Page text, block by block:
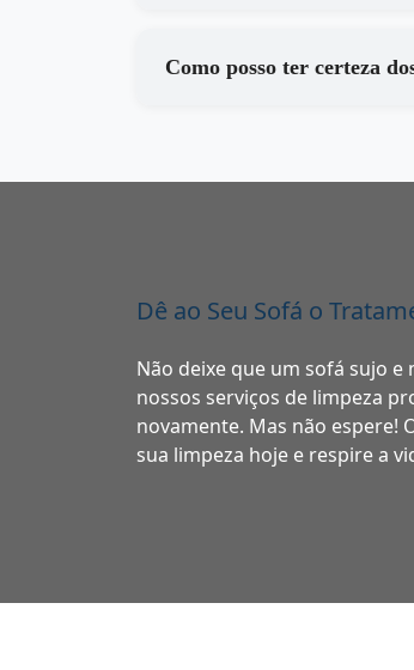
Dê ao Seu Sofá o
Não deixe que um sofá sujo
nossos serviços de limpeza
novamente. Mas não espere!
sua limpeza hoje e respire a